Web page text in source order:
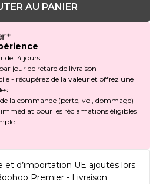
AU PANIER
de 14 jours
jour de retard de livraison
- récupérez de la valeur et offrez une
la commande (perte, vol, dommage)
pour les réclamations éligibles
et d’importation UE ajoutés lors
Premier - Livraison